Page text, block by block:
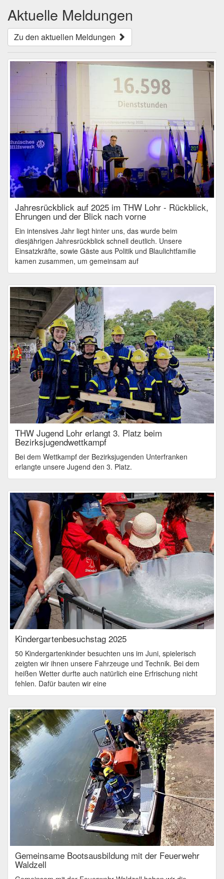
Aktuelle Meldungen
Zu den aktuellen Meldungen
Jahresrückblick auf 2025 im THW Lohr - Rückblick,
Ehrungen und der Blick nach vorne
Ein intensives Jahr liegt hinter uns, das wurde beim
diesjährigen Jahresrückblick schnell deutlich. Unsere
Einsatzkräfte, sowie Gäste aus Politik und Blaulichtfamilie
kamen zusammen, um gemeinsam auf
THW Jugend Lohr erlangt 3. Platz beim
Bezirksjugendwettkampf
Bei dem Wettkampf der Bezirksjugenden Unterfranken
erlangte unsere Jugend den 3. Platz.
Kindergartenbesuchstag 2025
50 Kindergartenkinder besuchten uns im Juni, spielerisch
zeigten wir ihnen unsere Fahrzeuge und Technik. Bei dem
heißen Wetter durfte auch natürlich eine Erfrischung nicht
fehlen. Dafür bauten wir eine
Gemeinsame Bootsausbildung mit der Feuerwehr
Waldzell